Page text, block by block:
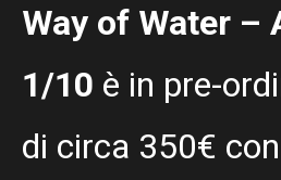
Way of Water –
1/10 è in pre-
di circa 350€